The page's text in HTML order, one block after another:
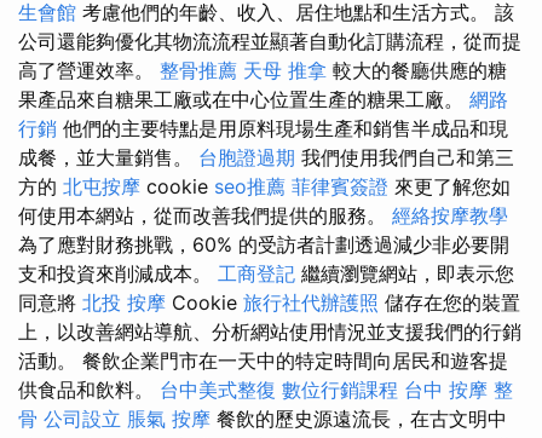
生會館 考慮他們的年齡、收入、居住地點和生活方式。 該
公司還能夠優化其物流流程並顯著自動化訂購流程，從而提
高了營運效率。 整骨推薦 天母 推拿 較大的餐廳供應的糖
果產品來自糖果工廠或在中心位置生產的糖果工廠。 網路
行銷 他們的主要特點是用原料現場生產和銷售半成品和現
成餐，並大量銷售。 台胞證過期 我們使用我們自己和第三
方的 北屯按摩 cookie seo推薦 菲律賓簽證 來更了解您如
何使用本網站，從而改善我們提供的服務。 經絡按摩教學
為了應對財務挑戰，60% 的受訪者計劃透過減少非必要開
支和投資來削減成本。 工商登記 繼續瀏覽網站，即表示您
同意將 北投 按摩 Cookie 旅行社代辦護照 儲存在您的裝置
上，以改善網站導航、分析網站使用情況並支援我們的行銷
活動。 餐飲企業門市在一天中的特定時間向居民和遊客提
供食品和飲料。 台中美式整復 數位行銷課程 台中 按摩 整
骨 公司設立 脹氣 按摩 餐飲的歷史源遠流長，在古文明中